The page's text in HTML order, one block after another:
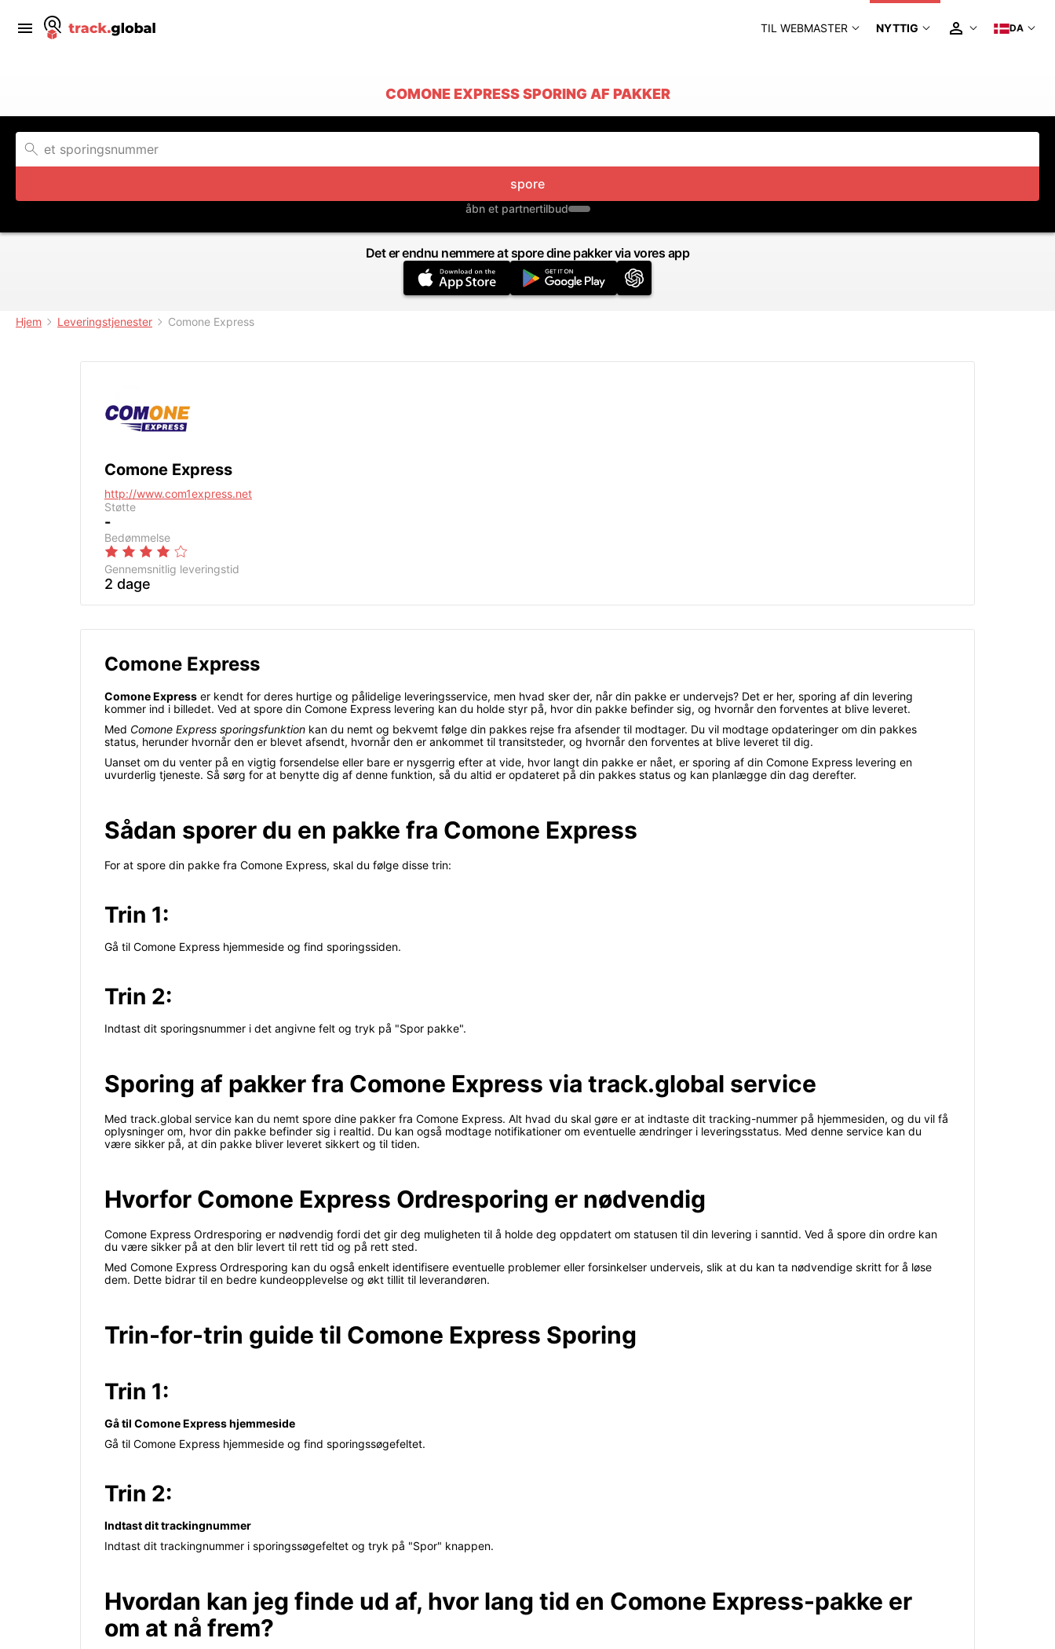
TIL WEBMASTER NYTTIG DA
COMONE EXPRESS SPORING AF PAKKER
spore
åbn et partnertilbud
Det er endnu nemmere at spore dine pakker via vores app
Hjem Leveringstjenester Comone Express
Comone Express
http://www.com1express.net
Støtte
-
Bedømmelse
Gennemsnitlig leveringstid
2 dage
Comone Express
Comone Express er kendt for deres hurtige og pålidelige leveringsservice, men hvad sker der, når din pakke er undervejs? Det er her, sporing af din levering
kommer ind i billedet. Ved at spore din Comone Express levering kan du holde styr på, hvor din pakke befinder sig, og hvornår den forventes at blive leveret.
Med Comone Express sporingsfunktion kan du nemt og bekvemt følge din pakkes rejse fra afsender til modtager. Du vil modtage opdateringer om din pakkes
status, herunder hvornår den er blevet afsendt, hvornår den er ankommet til transitsteder, og hvornår den forventes at blive leveret til dig.
Uanset om du venter på en vigtig forsendelse eller bare er nysgerrig efter at vide, hvor langt din pakke er nået, er sporing af din Comone Express levering en
uvurderlig tjeneste. Så sørg for at benytte dig af denne funktion, så du altid er opdateret på din pakkes status og kan planlægge din dag derefter.
Sådan sporer du en pakke fra Comone Express
For at spore din pakke fra Comone Express, skal du følge disse trin:
Trin 1:
Gå til Comone Express hjemmeside og find sporingssiden.
Trin 2:
Indtast dit sporingsnummer i det angivne felt og tryk på "Spor pakke".
Sporing af pakker fra Comone Express via track.global service
Med track.global service kan du nemt spore dine pakker fra Comone Express. Alt hvad du skal gøre er at indtaste dit tracking-nummer på hjemmesiden, og du vil få
oplysninger om, hvor din pakke befinder sig i realtid. Du kan også modtage notifikationer om eventuelle ændringer i leveringsstatus. Med denne service kan du
være sikker på, at din pakke bliver leveret sikkert og til tiden.
Hvorfor Comone Express Ordresporing er nødvendig
Comone Express Ordresporing er nødvendig fordi det gir deg muligheten til å holde deg oppdatert om statusen til din levering i sanntid. Ved å spore din ordre kan
du være sikker på at den blir levert til rett tid og på rett sted.
Med Comone Express Ordresporing kan du også enkelt identifisere eventuelle problemer eller forsinkelser underveis, slik at du kan ta nødvendige skritt for å løse
dem. Dette bidrar til en bedre kundeopplevelse og økt tillit til leverandøren.
Trin-for-trin guide til Comone Express Sporing
Trin 1:
Gå til Comone Express hjemmeside
Gå til Comone Express hjemmeside og find sporingssøgefeltet.
Trin 2:
Indtast dit trackingnummer
Indtast dit trackingnummer i sporingssøgefeltet og tryk på "Spor" knappen.
Hvordan kan jeg finde ud af, hvor lang tid en Comone Express-pakke er
om at nå frem?